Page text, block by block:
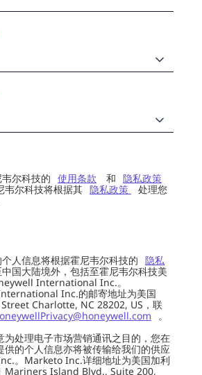
尔科技的 使用条款 和 隐私政策
韦尔科技将根据其 隐私政策
处理您
人信息将根据霍尼韦尔科技的 隐私
国大陆境外，包括至霍尼韦尔科技美
International Inc.。
Inc.的邮寄地址为美国
Charlotte, NC 28202, US，联
。
为处理电子市场营销通讯之目的，您在
供的个人信息亦将被传输给我们的供应
。Marketo Inc.详细地址为美国加利
Mariners Island Blvd., Suite 200,